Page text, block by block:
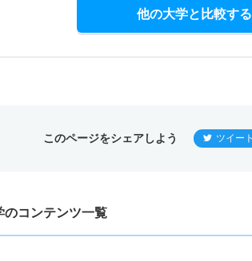
－ －
ども発達専攻 推薦 学校推薦型一般
他の大学と比較する
このページをシェアしよう ツイート
のコンテンツ一覧